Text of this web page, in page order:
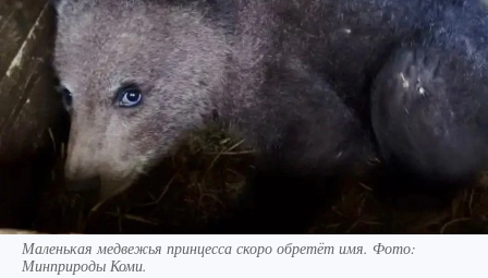
Маленькая медвежья принцесса скоро обретёт имя. Фото:
Минприроды Коми.